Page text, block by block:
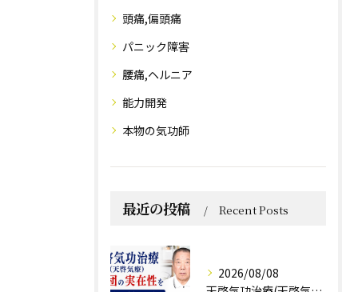
頭痛,偏頭痛
パニック障害
腰痛,ヘルニア
能力開発
本物の気功師
最近の投稿 Recent Posts
2026/08/08